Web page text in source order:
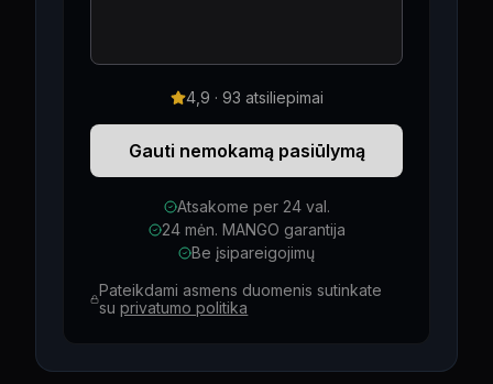
4,9 · 93 atsiliepimai
Gauti nemokamą pasiūlymą
Atsakome per 24 val.
24 mėn. MANGO garantija
Be įsipareigojimų
Pateikdami asmens duomenis sutinkate
su privatumo politika